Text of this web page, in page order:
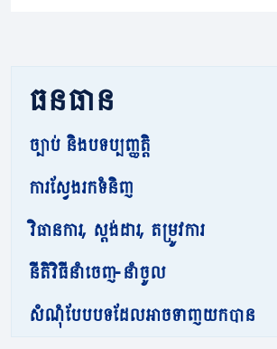
ធនធាន
ច្បាប់ និងបទប្បញ្ញត្តិ
ការស្វែងរកទំនិញ
វិធានការ, ស្តង់ដារ, តម្រូវការ
នីតិវិធីនាំចេញ-នាំចូល
សំណុំបែបបទដែលអាចទាញយកបាន